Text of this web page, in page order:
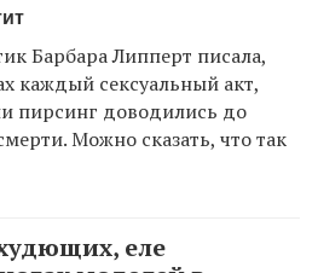
Барбара Липперт писала,
каждый сексуальный акт,
пирсинг доводились до
Можно сказать, что так
еле